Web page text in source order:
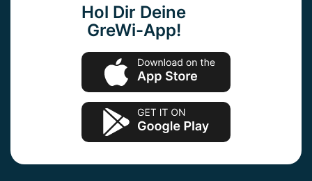
Hol Dir Deine
GreWi-App!